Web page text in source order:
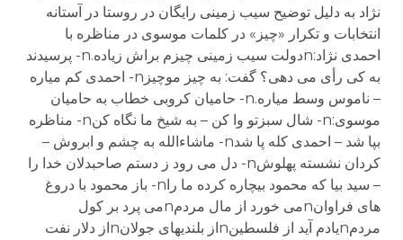
نژاد به دلیل توضیح سیب زمینی رایگان در روستا در آستانه
انتخابات و تکرار «چیز» در کلمات موسوی در مناظره با
احمدی نژاد:nدولت سیب زمینی چیزم براش زیاده.n- پرسیدند
به کی رأی می دهی؟ گفت: به چیز موچیزn- احمدی کم میاره
– ناموس وسط میاره.n- حامیان کروبی خطاب به حامیان
موسوی:n- شال سبزتو وا کن – به شیخ ما نگاه کنn- مناظره
بپا شد – احمدی کله پا شدn- ماشاءالله به چشم و ابروش –
کردان نشسته پهلوشn- دل می رود ز دستم صاحبدلان خدا را
– سید بیا که محمود بیچاره کرده ما راn- باز محمود با دروغ
های فراوانnمی خورد از مال مردمnمی پرد بر کول
مردمnیادم آید از فلسطینnاز بلندیهای جولانnاز دلار نفت